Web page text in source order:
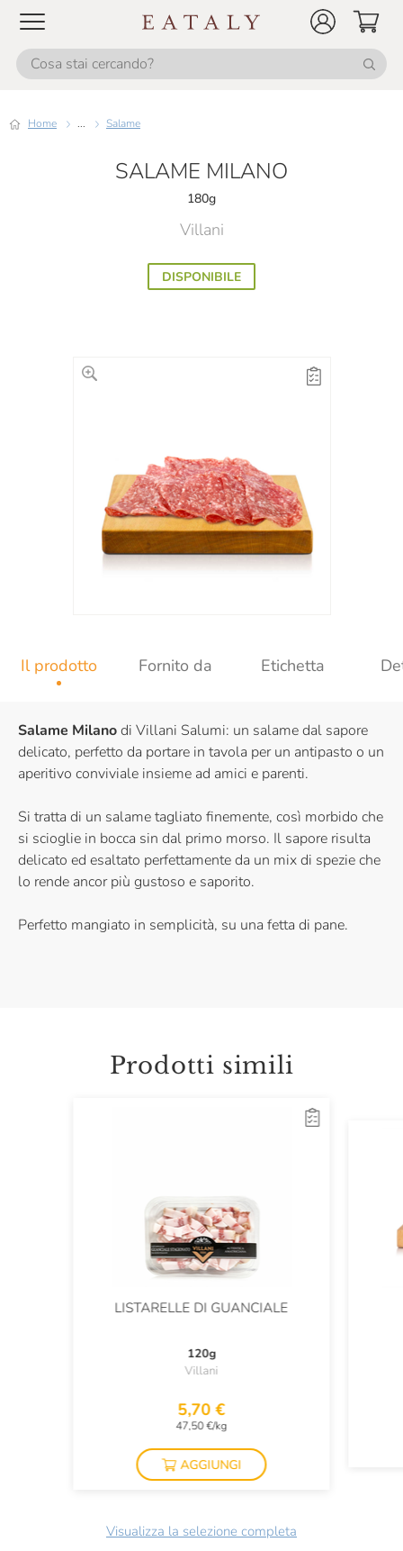
Home ... Salame
SALAME MILANO
180g
Villani
DISPONIBILE
Il prodotto Fornito da Etichetta
Salame Milanodi Villani Salumi: un salame dal sapore
delicato, perfetto da portare in tavola per un antipasto o un
aperitivo conviviale insieme ad amici e parenti.
Si tratta di un salame tagliato finemente, così morbido che
si scioglie in bocca sin dal primo morso. Il sapore risulta
delicato ed esaltato perfettamente da un mix di spezie che
lo rende ancor più gustoso e saporito.
Perfetto mangiato in semplicità, su una fetta di pane.
Prodotti simili
LISTARELLE DI GUANCIALE
120g
Villani
5,70 €
47,50 €/kg
AGGIUNGI
Visualizza la selezione completa